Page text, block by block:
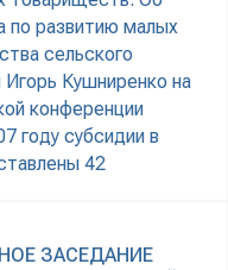
по развитию малых
сельского
Игорь Кушниренко на
конференции
году субсидии в
42
ЗАСЕДАНИЕ